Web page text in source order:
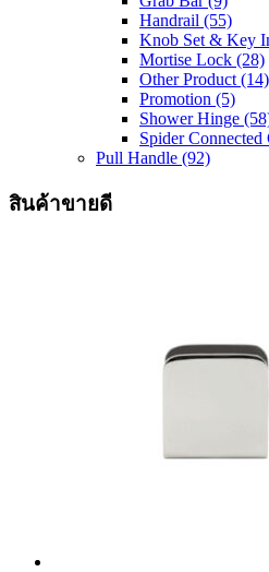
Handrail (55)
Knob Set & Key
Mortise Lock (28)
Other Product (14)
Promotion (5)
Shower Hinge
Spider Connected
Pull Handle (92)
สินค้าขายดี